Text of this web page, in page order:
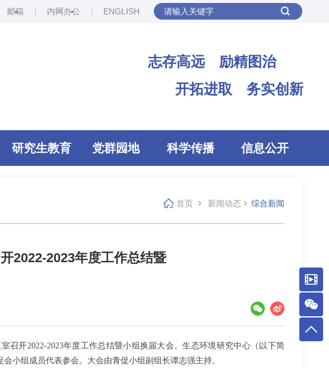
邮箱 内网办公 ENGLISH
志存高远 励精图治
开拓进取 务实创新
研究生教育 党群园地 科学传播 信息公开
首页 新闻动态 综合新闻
2022-2023年度工作总结暨
召开2022-2023年度工作总结暨小组换届大会。生态环境研究中心（以下简
小组成员代表参会。大会由青促小组副组长谭志强主持。